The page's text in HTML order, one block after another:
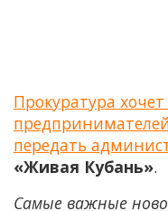
Прокуратура
передать
«Живая Кубань».
Самые важные